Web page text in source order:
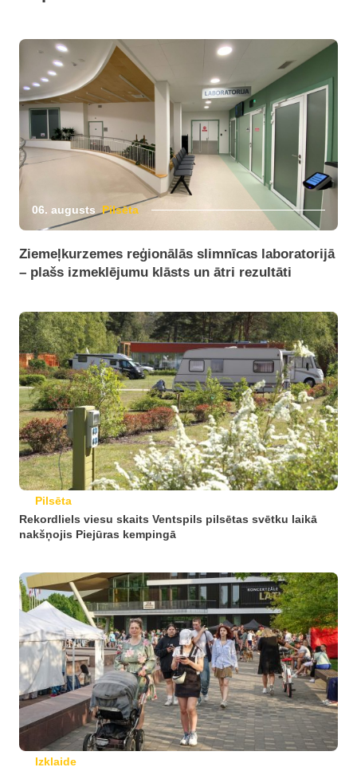
06. augusts Pilsēta
Ziemeļkurzemes reģionālās slimnīcas laboratorijā
– plašs izmeklējumu klāsts un ātri rezultāti
Pilsēta
Rekordliels viesu skaits Ventspils pilsētas svētku laikā
nakšņojis Piejūras kempingā
Izklaide